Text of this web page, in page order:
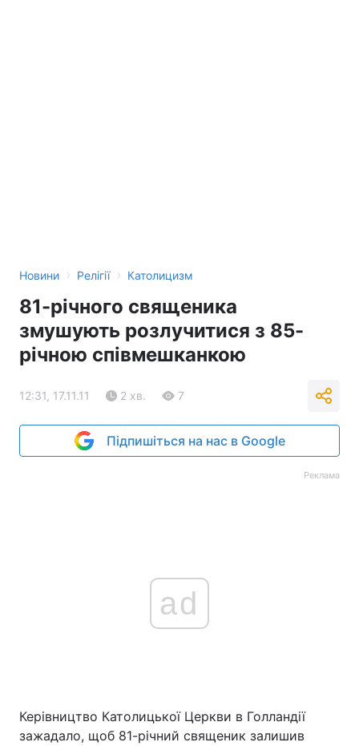
Новини › Релігії › Католицизм
81-річного священика
змушують розлучитися з 85-
річною співмешканкою
12:31, 17.11.11 2 хв. 7
Підпишіться на нас в Google
Реклама
ad
Керівництво Католицької Церкви в Голландії
зажадало, щоб 81-річний священик залишив